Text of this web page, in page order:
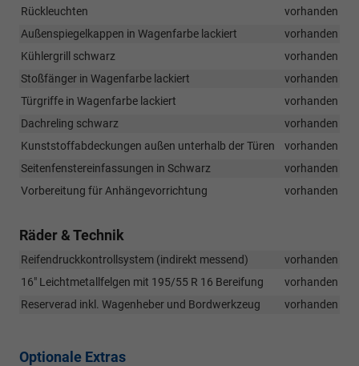
Rückleuchten
vorhanden
Außenspiegelkappen in Wagenfarbe lackiert
vorhanden
Kühlergrill schwarz
vorhanden
Stoßfänger in Wagenfarbe lackiert
vorhanden
Türgriffe in Wagenfarbe lackiert
vorhanden
Dachreling schwarz
vorhanden
Kunststoffabdeckungen außen unterhalb der Türen
vorhanden
Seitenfenstereinfassungen in Schwarz
vorhanden
Vorbereitung für Anhängevorrichtung
vorhanden
Räder & Technik
Reifendruckkontrollsystem (indirekt messend)
vorhanden
16" Leichtmetallfelgen mit 195/55 R 16 Bereifung
vorhanden
Reserverad inkl. Wagenheber und Bordwerkzeug
vorhanden
Optionale Extras